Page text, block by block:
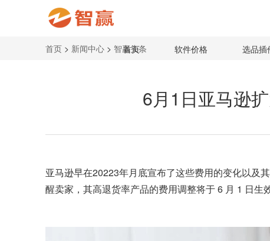
首页 软件价格 选品插
首页 > 新闻中心 > 智赢头条
6月1日亚马逊
亚马逊早在20223年月底宣布了这些费用的变化以及
醒卖家，其高退货率产品的费用调整将于 6 月 1 日生效